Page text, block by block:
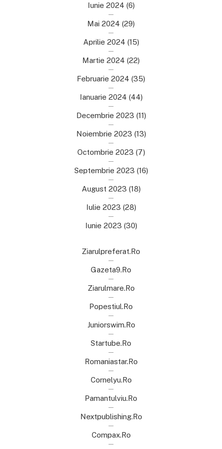
Iunie 2024 (6)
Mai 2024 (29)
Aprilie 2024 (15)
Martie 2024 (22)
Februarie 2024 (35)
Ianuarie 2024 (44)
Decembrie 2023 (11)
Noiembrie 2023 (13)
Octombrie 2023 (7)
Septembrie 2023 (16)
August 2023 (18)
Iulie 2023 (28)
Iunie 2023 (30)
Ziarulpreferat.ro
Gazeta9.ro
Ziarulmare.ro
Popestiul.ro
Juniorswim.ro
Startube.ro
Romaniastar.ro
Cornelyu.ro
Pamantulviu.ro
Nextpublishing.ro
Compax.ro